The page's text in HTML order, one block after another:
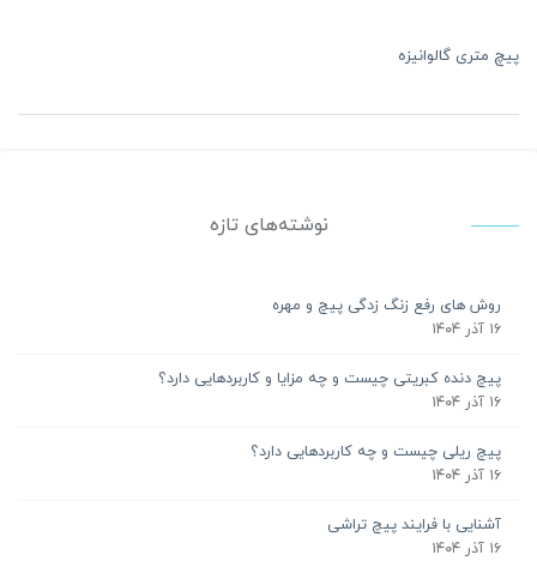
پیچ متری گالوانیزه
نوشته‌های تازه
روش های رفع زنگ زدگی پیچ و مهره
۱۶ آذر ۱۴۰۴
پیچ دنده کبریتی چیست و چه مزایا و کاربردهایی دارد؟
۱۶ آذر ۱۴۰۴
پیچ ریلی چیست و چه کاربردهایی دارد؟
۱۶ آذر ۱۴۰۴
آشنایی با فرایند پیچ تراشی
۱۶ آذر ۱۴۰۴